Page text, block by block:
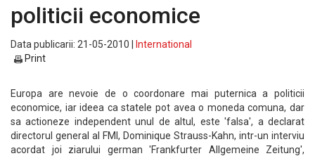
politicii economice
Data publicarii: 21-05-2010 |
International
Print
Europa are nevoie de o coordonare mai puternica a politicii
economice, iar ideea ca statele pot avea o moneda comuna, dar
sa actioneze independent unul de altul, este 'falsa', a declarat
directorul general al FMI, Dominique Strauss-Kahn, intr-un interviu
acordat joi ziarului german 'Frankfurter Allgemeine Zeitung',